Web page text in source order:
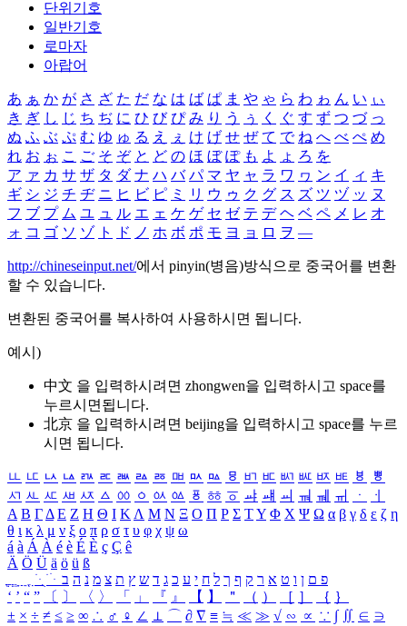
단위기호
일반기호
로마자
아랍어
あ ぁ か が さ ざ た だ な は ば ぱ ま や ゃ ら わ ゎ ん い ぃ
き ぎ し じ ち ぢ に ひ び ぴ み り う ぅ く ぐ す ず つ づ っ
ぬ ふ ぶ ぷ む ゆ ゅ る え ぇ け げ せ ぜ て で ね へ べ ぺ め
れ お ぉ こ ご そ ぞ と ど の ほ ぼ ぽ も よ ょ ろ を
ア ァ カ サ ザ タ ダ ナ ハ バ パ マ ヤ ャ ラ ワ ヮ ン イ ィ キ
ギ シ ジ チ ヂ ニ ヒ ビ ピ ミ リ ウ ゥ ク グ ス ズ ツ ヅ ッ ヌ
フ ブ プ ム ユ ュ ル エ ェ ケ ゲ セ ゼ テ デ ヘ ベ ペ メ レ オ
ォ コ ゴ ソ ゾ ト ド ノ ホ ボ ポ モ ヨ ョ ロ ヲ ―
http://chineseinput.net/에서 pinyin(병음)방식으로 중국어를 변환
할 수 있습니다.
변환된 중국어를 복사하여 사용하시면 됩니다.
예시)
中文 을 입력하시려면 zhongwen을 입력하시고 space를
누르시면됩니다.
北京 을 입력하시려면 beijing을 입력하시고 space를 누르
시면 됩니다.
ㅥ ㅦ ㅧ ㅨ ㅩ ㅪ ㅫ ㅬ ㅭ ㅮ ㅯ ㅰ ㅱ ㅲ ㅳ ㅴ ㅵ ㅶ ㅷ ㅸ
ㅹ
ㅺ ㅻ ㅼ ㅽ ㅾ ㅿ ㆀ ㆁ ㆂ ㆃ ㆄ ㆅ ㆆ ㆇ ㆈ ㆉ ㆊ ㆋ ㆌ ㆍ
ㆎ
Α Β ΓΔ Ε Ζ Η Θ Ι ΚΛ Μ Ν Ξ Ο Π Ρ Σ ΤΥ Φ Χ Ψ Ω α β γ δ ε ζ η
θ ι κ λ μ ν ξ ο π ρ σ τ υ φ χ ψ ω
á à Á À é è É È ç Ç ê
Ä Ö Ü ä ö ü ß
ִֶֹ ֻּ ׁׂ פ ם ן ו ט א ר ק ף ך ל ח י ע כ ג ד ש ץ ת צ מ נ ה ב
‘ ’ “ ” 〔 〕 〈 〉 「 」 『 』 【 】 ＂ （ ） ［ ］ ｛ ｝
± × ÷ ≠ ≤ ≥ ∞ ∴ ♂ ♀ ∠ ⊥ ⌒ ∂ ∇ ≡ ≒ ≪ ≫ √ ∽ ∝ ∵ ∫ ∬ ∈ ∋